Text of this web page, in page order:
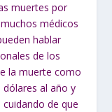
muertes por
médicos
hablar
de los
la muerte como
dólares al año y
de que